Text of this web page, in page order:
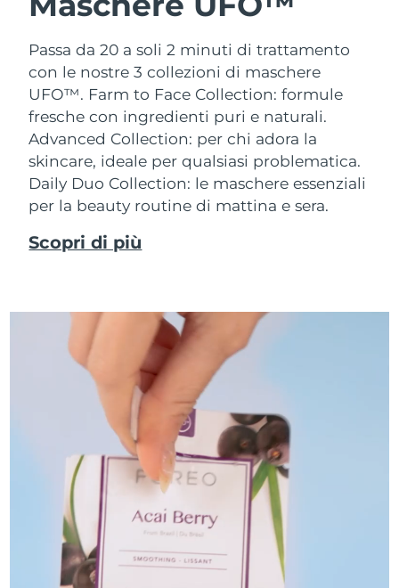
Passa da 20 a soli 2 minuti di trattamento
con le nostre 3 collezioni di maschere
UFO™. Farm to Face Collection: formule
fresche con ingredienti puri e naturali.
Advanced Collection: per chi adora la
skincare, ideale per qualsiasi problematica.
Daily Duo Collection: le maschere essenziali
per la beauty routine di mattina e sera.
Scopri di più